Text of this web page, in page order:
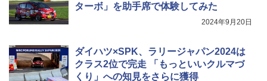
ターボ」を助手席で体験してみた
2024年9月20日
ダイハツ×SPK、ラリージャパン2024は
クラス2位で完走 「もっといいクルマづ
くり」への知見をさらに獲得